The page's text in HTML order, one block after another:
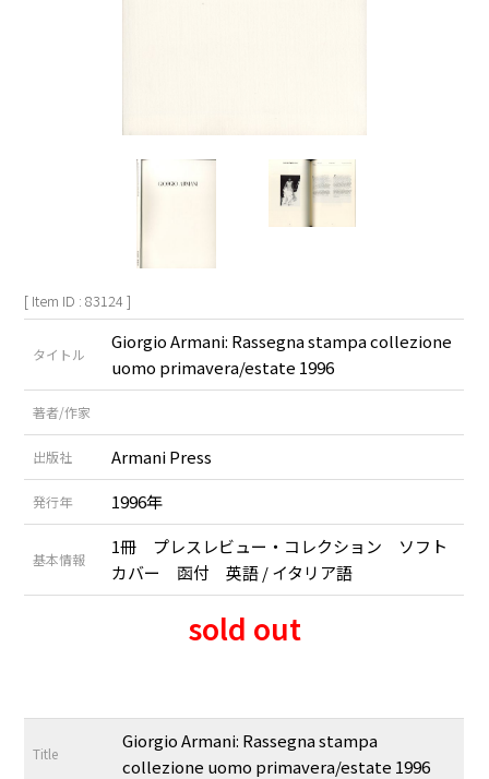
[ Item ID : 83124 ]
タイトル
Giorgio Armani: Rassegna stampa collezione
uomo primavera/estate 1996
著者/作家
出版社 Armani Press
発行年 1996年
基本情報
1冊 プレスレビュー・コレクション ソフト
カバー 函付 英語 / イタリア語
sold out
Title
Giorgio Armani: Rassegna stampa
collezione uomo primavera/estate 1996